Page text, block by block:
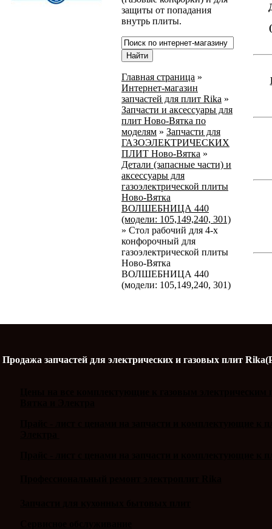
защиты от попадания
внутрь плиты.
Главная страница »
Интернет-магазин
запчастей для плит Rika »
Запчасти и аксессуары для
плит Ново-Вятка по
моделям » Запчасти для
ГАЗОЭЛЕКТРИЧЕСКИХ
ПЛИТ Ново-Вятка »
Детали (запасные части) и
аксессуары для
газоэлектрической плиты
Ново-Вятка
ВОЛШЕБНИЦА 440
(модели: 105,149,240, 301)
» Стол рабочий для 4-х
конфорочный для
газоэлектрической плиты
Ново-Вятка
ВОЛШЕБНИЦА 440
(модели: 105,149,240, 301)
Продажа запчастей для электрических и газовых плит